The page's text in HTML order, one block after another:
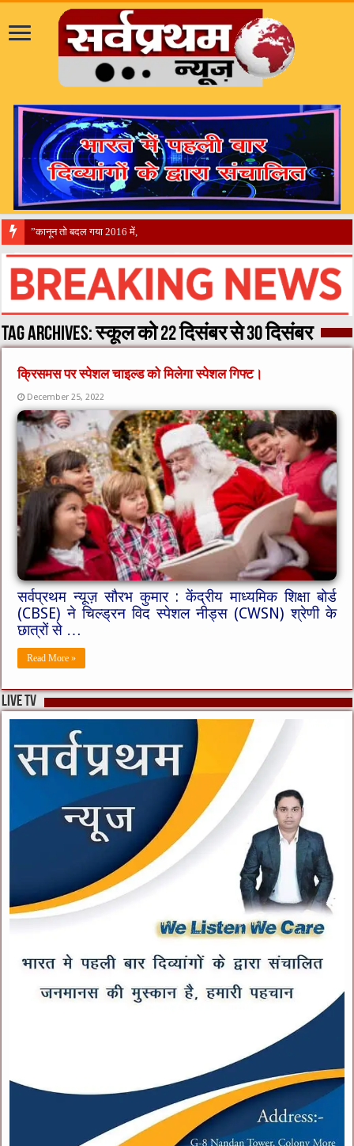
​”कानून तो बदल गया 2016 में, दिव्यांगों के हालात क
Tag Archives:स्कूल को 22 दिसंबर से 30 दिसंबर
क्रिसमस पर स्पेशल चाइल्ड को मिलेगा स्पेशल गिफ्ट।
December 25, 2022
सर्वप्रथम न्यूज़ सौरभ कुमार : केंद्रीय माध्यमिक शिक्षा बोर्ड
(CBSE) ने चिल्ड्रन विद स्पेशल नीड्स (CWSN) श्रेणी के
छात्रों से …
Read More »
live tv